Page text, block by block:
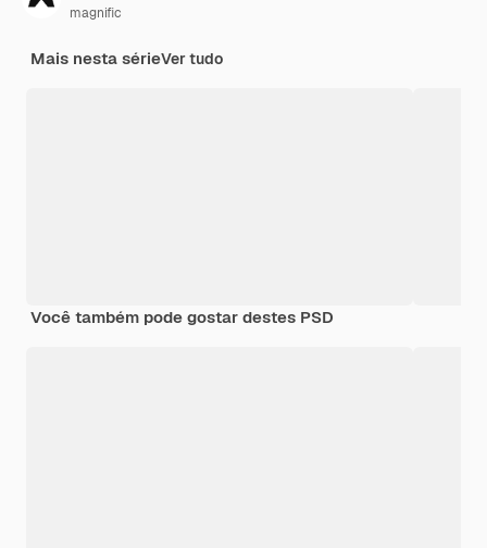
magnific
Mais nesta sérieVer tudo
Você também pode gostar destes PSD